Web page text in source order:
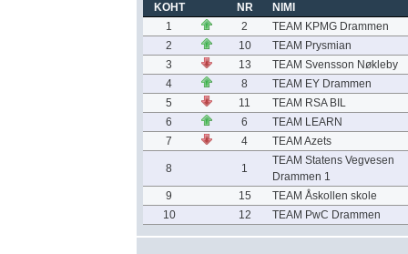
KOHT NR
NIMI
1
2
TEAM KPMG Drammen
2
10
TEAM Prysmian
3
13
TEAM Svensson Nøkleby
4
8
TEAM EY Drammen
5
11
TEAM RSA BIL
6
6
TEAM LEARN
7
4 TEAM Azets
8 1
TEAM Statens Vegvesen
Drammen 1
9
15
TEAM Åskollen skole
10
12 TEAM PwC Drammen